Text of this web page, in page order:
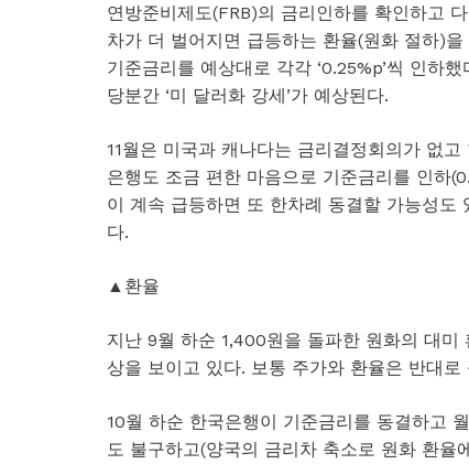
연방준비제도(FRB)의 금리인하를 확인하고
차가 더 벌어지면 급등하는 환율(원화 절하)
기준금리를 예상대로 각각 ‘0.25%p’씩 인하
당분간 ‘미 달러화 강세’가 예상된다.
11월은 미국과 캐나다는 금리결정회의가 없
은행도 조금 편한 마음으로 기준금리를 인하
이 계속 급등하면 또 한차례 동결할 가능성도
다.
▲환율
지난 9월 하순 1,400원을 돌파한 원화의 대
상을 보이고 있다. 보통 주가와 환율은 반대
10월 하순 한국은행이 기준금리를 동결하고
도 불구하고(양국의 금리차 축소로 원화 환